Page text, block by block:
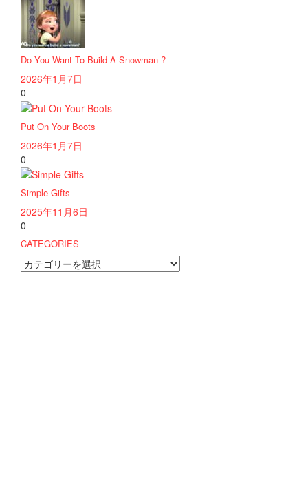
Do You Want To Build A Snowman ?
2026年1月7日
0
Put On Your Boots
2026年1月7日
0
Simple Gifts
2025年11月6日
0
CATEGORIES
CATEGORIES